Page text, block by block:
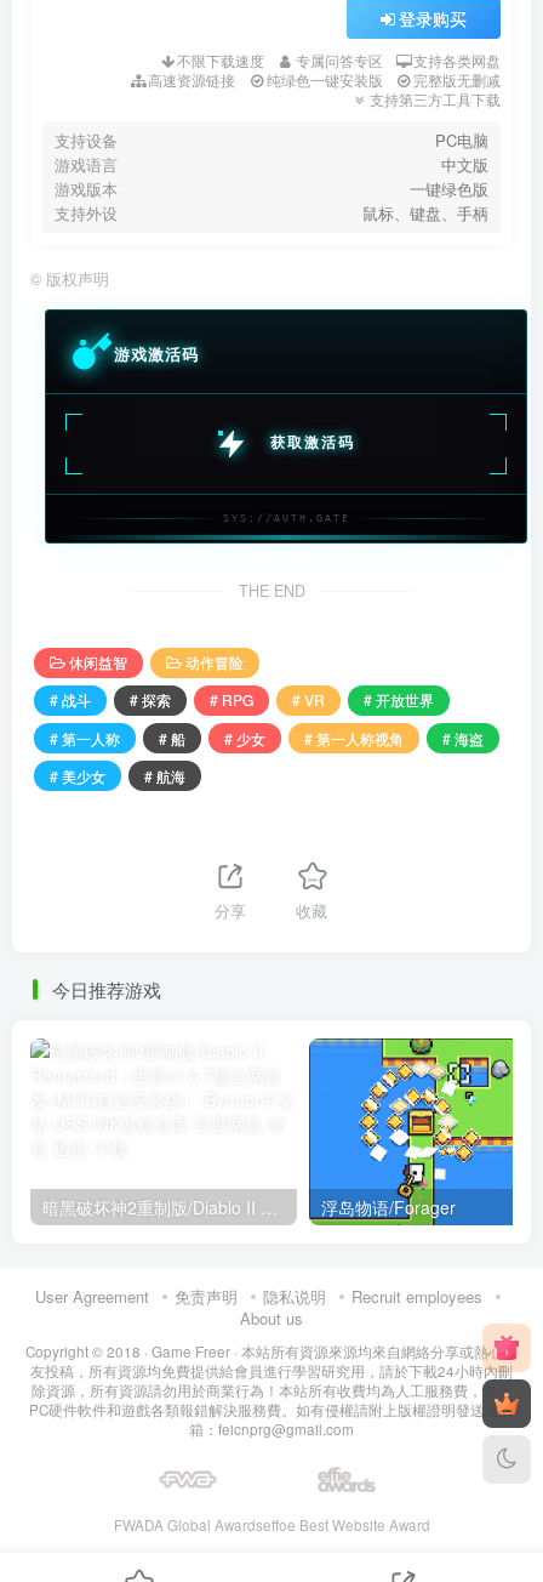
登录购买
不限下载速度 专属问答专区
支持各类网盘
高速资源链接
纯绿色一键安装版
完整版无删减
支持第三方工具下载
支持设备
PC电脑
游戏语言
中文版
游戏版本
一键绿色版
支持外设
鼠标、键盘、手柄
© 版权声明
游戏激活码
获取激活码
SYS://AUTH.GATE
THE END
休闲益智
动作冒险
# 战斗
# 探索 # RPG # VR
# 开放世界
# 第一人称
# 船 # 少女 # 第一人称视角
# 海盗
# 美少女
# 航海
分享 收藏
今日推荐游戏
浮岛物语/Forager
User Agreement 免责声明 隐私说明
Recruit employees
About us
Copyright © 2018 · Game Freer · 本站所有資源來源均來自網絡分享或熱心網
友投稿，所有資源均免費提供給會員進行學習研究用，請於下載24小時內刪
除資源，所有資源請勿用於商業行為！本站所有收費均為人工服務費，包含
PC硬件軟件和遊戲各類報錯解決服務費。如有侵權請附上版權證明發送至郵
箱：feicnprg@gmail.com
FWADA Global Awardseffoe Best Website Award